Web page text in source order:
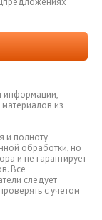
информации,
из
и полноту
обработки, но
и не гарантирует
Все
следует
с учетом